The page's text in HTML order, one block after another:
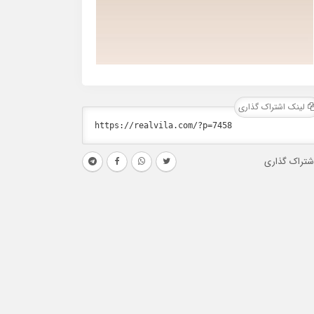
لینک اشتراک گذاری
گذاری